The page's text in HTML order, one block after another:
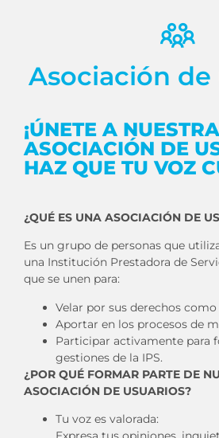
Asociación de
¡ÚNETE A NUESTRA
ASOCIACIÓN DE
HAZ QUE TU VOZ
¿QUÉ ES UNA ASOCIACIÓN DE
Es un grupo de personas que
una Institución Prestadora de
que se unen para:
Velar por sus derechos como
Aportar en los procesos de
Participar activamente para
gestiones de la IPS.
¿POR QUÉ FORMAR PARTE DE
ASOCIACIÓN DE USUARIOS?
Tu voz es valorada: